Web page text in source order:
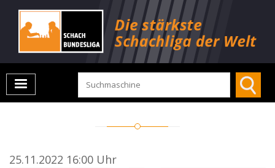
25.11.2022 16:00 Uhr